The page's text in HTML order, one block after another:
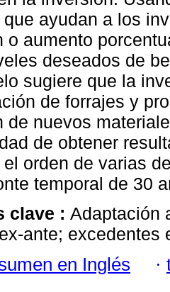
ayudan a los
o aumento
deseados de
sugiere que la
de forrajes y
de nuevos
de obtener
orden de varias
temporal de 30
clave : Adaptación
ante; excedentes
en Inglés ·